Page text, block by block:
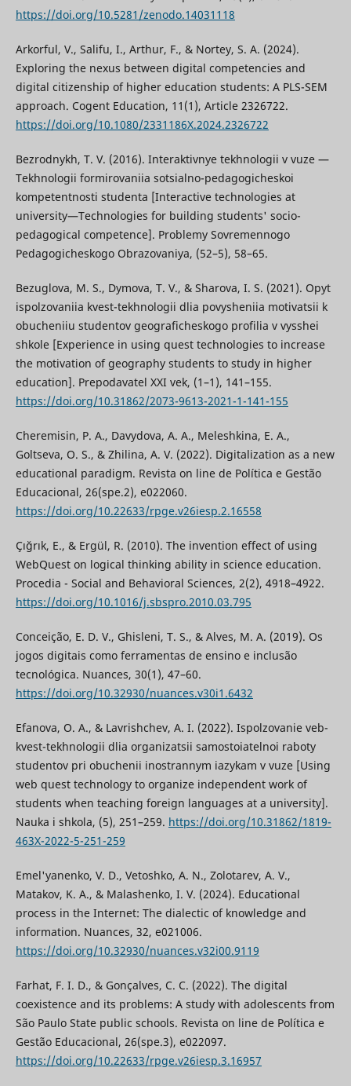
https://doi.org/10.5281/zenodo.14031118
Arkorful, V., Salifu, I., Arthur, F., & Nortey, S. A. (2024).
Exploring the nexus between digital competencies and
digital citizenship of higher education students: A PLS-SEM
approach. Cogent Education, 11(1), Article 2326722.
https://doi.org/10.1080/2331186X.2024.2326722
Bezrodnykh, T. V. (2016). Interaktivnye tekhnologii v vuze —
Tekhnologii formirovaniia sotsialno-pedagogicheskoi
kompetentnosti studenta [Interactive technologies at
university—Technologies for building students' socio-
pedagogical competence]. Problemy Sovremennogo
Pedagogicheskogo Obrazovaniya, (52–5), 58–65.
Bezuglova, M. S., Dymova, T. V., & Sharova, I. S. (2021). Opyt
ispolzovaniia kvest-tekhnologii dlia povysheniia motivatsii k
obucheniiu studentov geograficheskogo profilia v vysshei
shkole [Experience in using quest technologies to increase
the motivation of geography students to study in higher
education]. Prepodavatel XXI vek, (1–1), 141–155.
https://doi.org/10.31862/2073-9613-2021-1-141-155
Cheremisin, P. A., Davydova, A. A., Meleshkina, E. A.,
Goltseva, O. S., & Zhilina, A. V. (2022). Digitalization as a new
educational paradigm. Revista on line de Política e Gestão
Educacional, 26(spe.2), e022060.
https://doi.org/10.22633/rpge.v26iesp.2.16558
Çığrık, E., & Ergül, R. (2010). The invention effect of using
WebQuest on logical thinking ability in science education.
Procedia - Social and Behavioral Sciences, 2(2), 4918–4922.
https://doi.org/10.1016/j.sbspro.2010.03.795
Conceição, E. D. V., Ghisleni, T. S., & Alves, M. A. (2019). Os
jogos digitais como ferramentas de ensino e inclusão
tecnológica. Nuances, 30(1), 47–60.
https://doi.org/10.32930/nuances.v30i1.6432
Efanova, O. A., & Lavrishchev, A. I. (2022). Ispolzovanie veb-
kvest-tekhnologii dlia organizatsii samostoiatelnoi raboty
studentov pri obuchenii inostrannym iazykam v vuze [Using
web quest technology to organize independent work of
students when teaching foreign languages at a university].
Nauka i shkola, (5), 251–259. https://doi.org/10.31862/1819-
463X-2022-5-251-259
Emel'yanenko, V. D., Vetoshko, A. N., Zolotarev, A. V.,
Matakov, K. A., & Malashenko, I. V. (2024). Educational
process in the Internet: The dialectic of knowledge and
information. Nuances, 32, e021006.
https://doi.org/10.32930/nuances.v32i00.9119
Farhat, F. I. D., & Gonçalves, C. C. (2022). The digital
coexistence and its problems: A study with adolescents from
São Paulo State public schools. Revista on line de Política e
Gestão Educacional, 26(spe.3), e022097.
https://doi.org/10.22633/rpge.v26iesp.3.16957